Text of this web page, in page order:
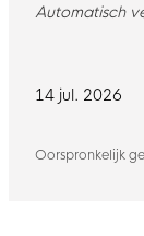
14 jul. 2026
Oorspronkelijk
Automatisch